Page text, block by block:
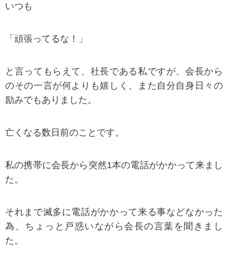
いつも
「頑張ってるな！」
と言ってもらえて、社長である私ですが、会長から
のその一言が何よりも嬉しく、また自分自身日々の
励みでもありました。
亡くなる数日前のことです。
私の携帯に会長から突然1本の電話がかかって来まし
た。
それまで滅多に電話がかかって来る事などなかった
為、ちょっと戸惑いながら会長の言葉を聞きまし
た。